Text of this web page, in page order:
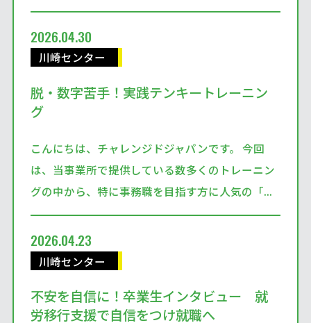
2026.04.30
川崎センター
脱・数字苦手！実践テンキートレーニン
グ
こんにちは、チャレンジドジャパンです。 今回
は、当事業所で提供している数多くのトレーニン
グの中から、特に事務職を目指す方に人気の「...
2026.04.23
川崎センター
不安を自信に！卒業生インタビュー 就
労移行支援で自信をつけ就職へ